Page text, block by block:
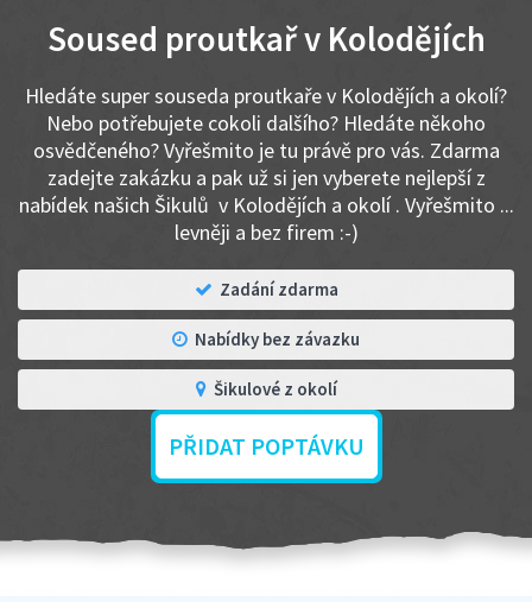
Soused proutkař v Kolodějích
Hledáte super souseda proutkaře v Kolodějích a okolí?
Nebo potřebujete cokoli dalšího? Hledáte někoho
osvědčeného? Vyřešmito je tu právě pro vás. Zdarma
zadejte zakázku a pak už si jen vyberete nejlepší z
nabídek našich Šikulů v Kolodějích a okolí . Vyřešmito ...
levněji a bez firem :-)
Zadání zdarma
Nabídky bez závazku
Šikulové z okolí
PŘIDAT POPTÁVKU